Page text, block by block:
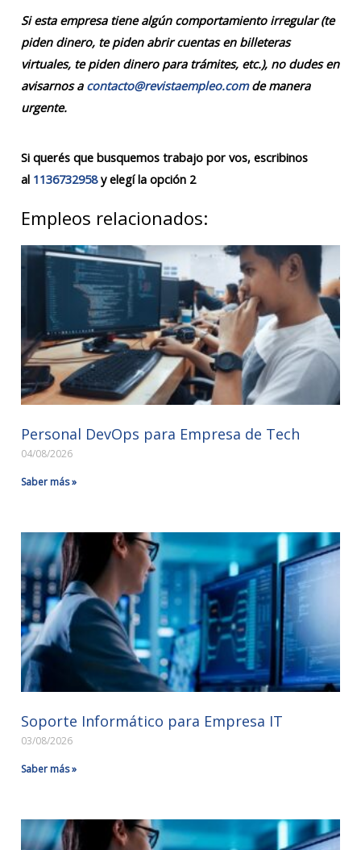
Si esta empresa tiene algún comportamiento irregular (te
piden dinero, te piden abrir cuentas en billeteras
virtuales, te piden dinero para trámites, etc.), no dudes en
avisarnos a contacto@revistaempleo.comde manera
urgente.
Si querés que busquemos trabajo por vos, escribinos
al 1136732958y elegí la opción 2
Empleos relacionados:
Personal DevOps para Empresa de Tech
04/08/2026
Saber más »
Soporte Informático para Empresa IT
03/08/2026
Saber más »